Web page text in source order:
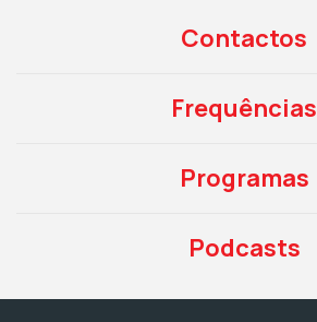
Contactos
Frequências
Programas
Podcasts